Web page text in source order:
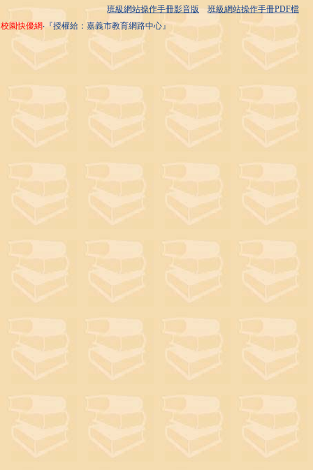
班級網站操作手冊影音版
班級網站操作手冊PDF檔
校園快優網‧『授權給：嘉義市教育網路中心』